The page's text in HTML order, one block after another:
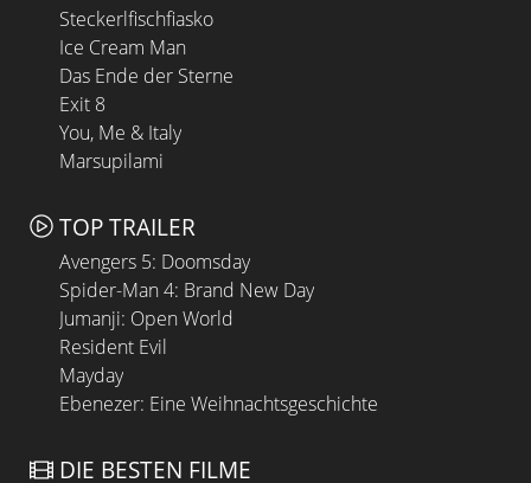
Steckerlfischfiasko
Ice Cream Man
Das Ende der Sterne
Exit 8
You, Me & Italy
Marsupilami
TOP TRAILER
Avengers 5: Doomsday
Spider-Man 4: Brand New Day
Jumanji: Open World
Resident Evil
Mayday
Ebenezer: Eine Weihnachtsgeschichte
DIE BESTEN FILME